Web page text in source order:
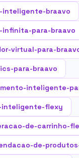
braavo
para-braavo
virtual-para-
para-braavo
inteligente-
inteligente-flexy
de-carrinho-
de-